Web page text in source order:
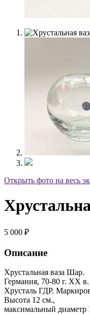
Открыть фото на весь
5 000 ₽
Описание
Хрустальная ваза Шар.
Германия, 70-80 г. XX в.
Хрусталь ГДР.
Высота 12 см.,
максимальный диаметр